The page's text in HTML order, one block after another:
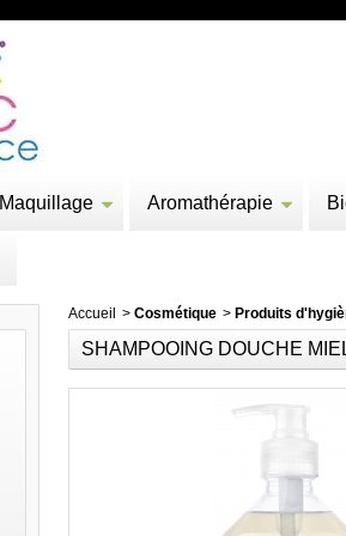
Maquillage Aromathérapie
Accueil > Cosmétique > Produits
SHAMPOOING DOUCHE